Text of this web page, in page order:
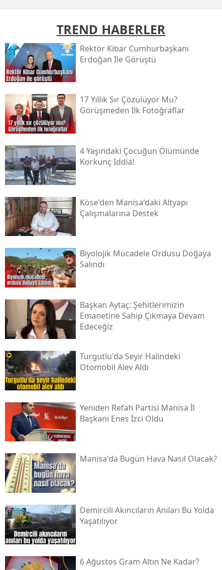
TREND HABERLER
Rektör Kibar Cumhurbaşkanı
Erdoğan Ile Görüştü
17 Yıllık Sır Çözülüyor Mu?
Görüşmeden Ilk Fotoğraflar
4 Yaşındaki Çocuğun Ölümünde
Korkunç Iddia!
Köse'den Manisa'daki Altyapı
Çalışmalarına Destek
Biyolojik Mücadele Ordusu Doğaya
Salındı
Başkan Aytaç: Şehitlerimizin
Emanetine Sahip Çıkmaya Devam
Edeceğiz
Turgutlu'da Seyir Halindeki
Otomobil Alev Aldı
Yeniden Refah Partisi Manisa İl
Başkanı Enes İzci Oldu
Manisa'da Bugün Hava Nasıl Olacak?
Demircili Akıncıların Anıları Bu Yolda
Yaşatılıyor
6 Ağustos Gram Altın Ne Kadar?